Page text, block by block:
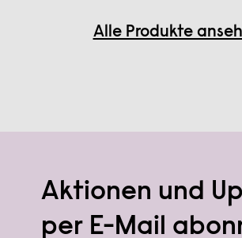
Alle Produkte
Aktionen und
per E-Mail